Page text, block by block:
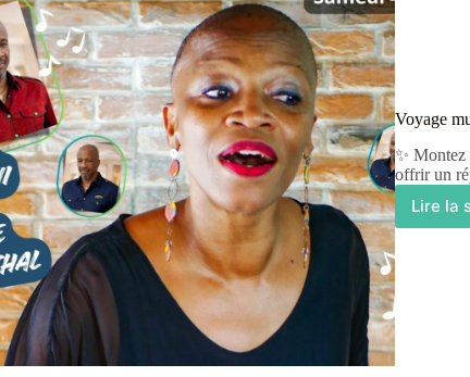
Voyage
✨ Montez
offrir un
Lire la